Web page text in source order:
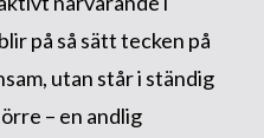
på så sätt tecken på
utan står i ständig
– en andlig